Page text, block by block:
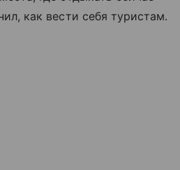
как вести себя туристам.